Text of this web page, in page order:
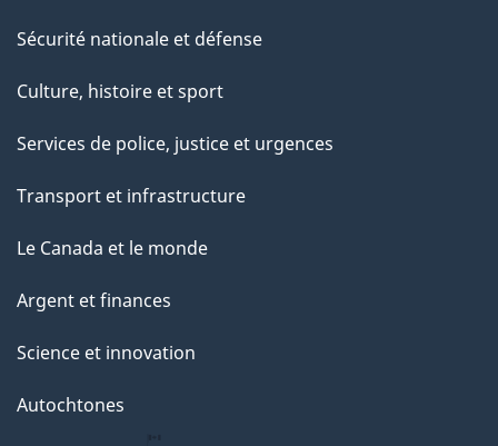
Sécurité nationale et défense
Culture, histoire et sport
Services de police, justice et urgences
Transport et infrastructure
Le Canada et le monde
Argent et finances
Science et innovation
Autochtones